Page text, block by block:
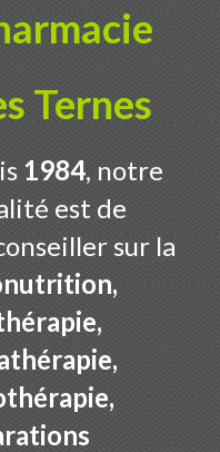
Ternes
1984, notre
est de
sur la